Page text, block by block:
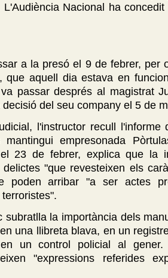
Nacional ha
a la presó el 9 de febrer, per
que aquell dia estava en
passar després al magistrat
del seu company el 5 de
l'instructor recull l'informe
empresonada
23 de febrer, explica que la
delictes "que revesteixen els
poden arribar "a ser actes
subratlla la importància dels
una llibreta blava, en un
un control policial al gener.
"expressions referides